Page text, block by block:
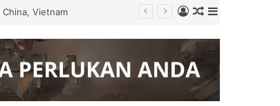
Random
Article
Log
In